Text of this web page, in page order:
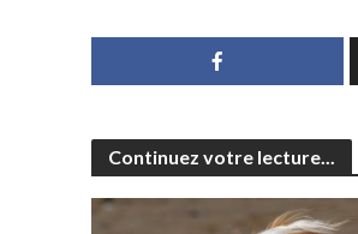
Continuez votre lecture...